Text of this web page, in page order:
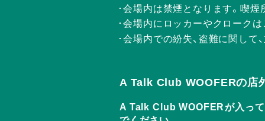
会場内は禁煙となります。喫煙
会場内にロッカーやクロークは
会場内での紛失、盗難に関して
A Talk Club WOOFERの店
A Talk Club WOOFERが入って